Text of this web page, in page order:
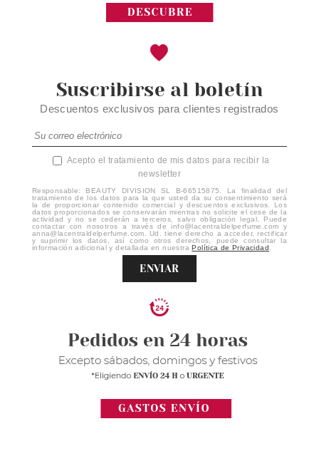
Suscribirse al boletín
Descuentos exclusivos para clientes registrados
Acepto el tratamiento de mis datos para recibir la
newsletter
Responsable: BEAUTY DIVISION SL B-66515875. La finalidad del
tratamiento de los datos para la que usted da su consentimiento será
la de proporcionar contenido comercial y descuentos exclusivos. Los
datos proporcionados se conservarán mientras no solicite el cese de la
actividad y no se cederán a terceros, salvo obligación legal. Puede
contactar con nosotros a través de info@lacentraldelperfume.com y
anna@lacentraldelperfume.com. Ud. tiene derecho a acceder, rectificar
y suprimir los datos, así como otros derechos, puede consultar la
información adicional y detallada en nuestraPolítica de Privacidad.
ENVIAR